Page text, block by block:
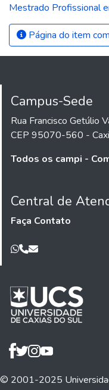
Mestrado Profissional
Página do item
Campus-Sede
Rua Francisco Getúlio
CEP 95070-560 -
Todos os campi -
Central de
Faça Contato
© 2001-2025